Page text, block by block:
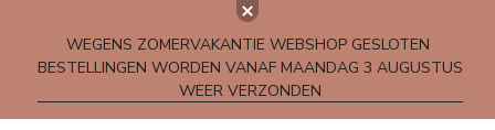
WEGENS ZOMERVAKANTIE WEBSHOP GESLOTEN
BESTELLINGEN WORDEN VANAF MAANDAG 3 AUGUSTUS
WEER VERZONDEN